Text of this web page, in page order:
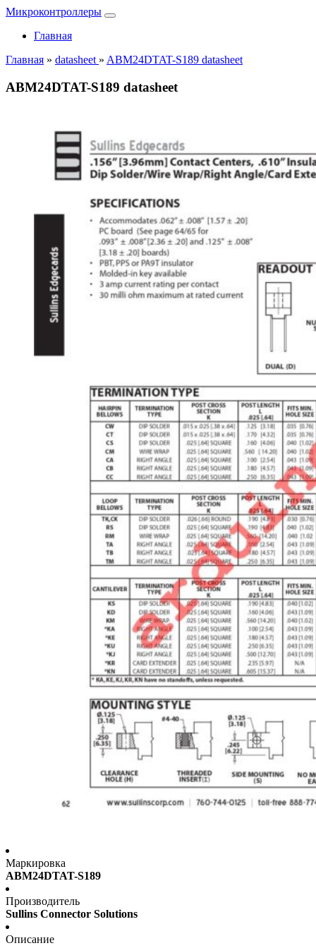
Микроконтроллеры
Главная
Главная » datasheet » ABM24DTAT-S189 datasheet
ABM24DTAT-S189 datasheet
Маркировка
ABM24DTAT-S189
Производитель
Sullins Connector Solutions
Описание